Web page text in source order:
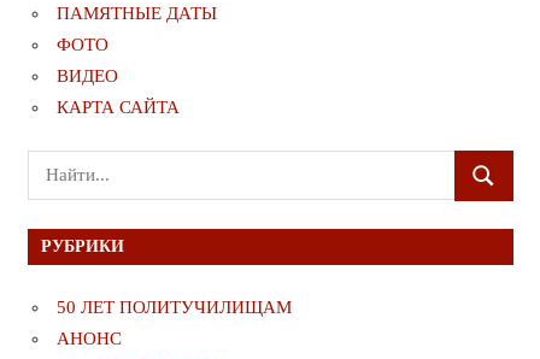
ПАМЯТНЫЕ ДАТЫ
ФОТО
ВИДЕО
КАРТА САЙТА
Поиск
для:
ПОИСК
РУБРИКИ
50 ЛЕТ ПОЛИТУЧИЛИЩАМ
АНОНС